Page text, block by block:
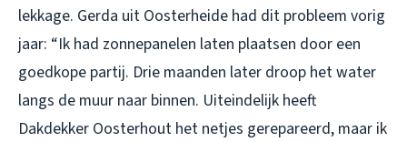
lekkage. Gerda uit Oosterheide had dit probleem vorig
jaar: “Ik had zonnepanelen laten plaatsen door een
goedkope partij. Drie maanden later droop het water
langs de muur naar binnen. Uiteindelijk heeft
Dakdekker Oosterhout het netjes gerepareerd, maar ik